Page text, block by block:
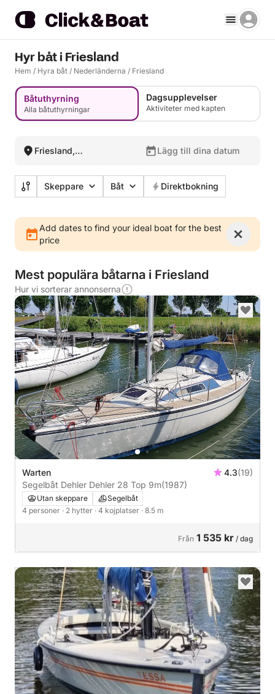
Hyr båt i Friesland
Hem / Hyra båt / Nederländerna / Friesland
Båtuthyrning
Alla båtuthyrningar
Dagsupplevelser
Aktiviteter med kapten
Friesland,
Lägg till dina datum
Skeppare Båt Direktbokning
Add dates to find your ideal boat for the best
price
Mest populära båtarna i Friesland
Hur vi sorterar annonserna
Warten 4.3(19)
Segelbåt Dehler Dehler 28 Top 9m(1987)
Utan skeppare
Segelbåt
4 personer · 2 hytter · 4 kojplatser · 8.5 m
Från 1 535 kr / dag